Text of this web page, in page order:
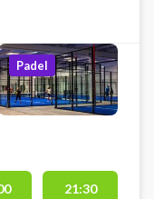
Padel
21:30